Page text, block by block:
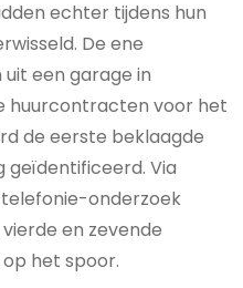
echter tijdens hun
De ene
een garage in
huurcontracten voor het
de eerste beklaagde
geïdentificeerd. Via
onderzoek
en zevende
het spoor.